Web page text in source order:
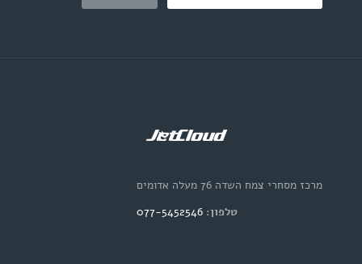
מרכז מסחרי צמח השדה 76 מעלה אדומים
טלפון: 077-5452546